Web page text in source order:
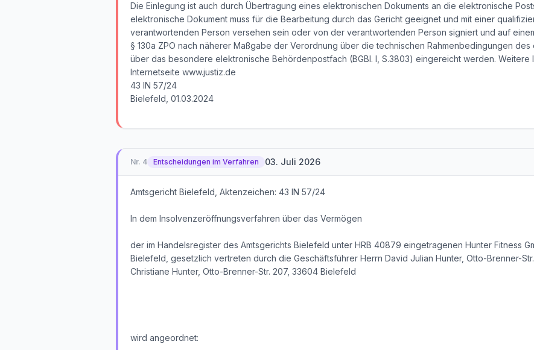
Die Einlegung ist auch durch Übertragung eines elektronischen Dokuments an die elektronische
elektronische Dokument muss für die Bearbeitung durch das Gericht geeignet und mit einer
verantwortenden Person versehen sein oder von der verantwortenden Person signiert und auf
§ 130a ZPO nach näherer Maßgabe der Verordnung über die technischen Rahmenbedingungen
über das besondere elektronische Behördenpostfach (BGBl. I, S.3803) eingereicht werden. Weitere
Internetseite www.justiz.de
43 IN 57/24
Bielefeld, 01.03.2024
Nr. 4 Entscheidungen im Verfahren 03. Juli 2026
Amtsgericht Bielefeld, Aktenzeichen: 43 IN 57/24
In dem Insolvenzeröffnungsverfahren über das Vermögen
der im Handelsregister des Amtsgerichts Bielefeld unter HRB 40879 eingetragenen Hunter Fitness
Bielefeld, gesetzlich vertreten durch die Geschäftsführer Herrn David Julian Hunter, Otto-Brenner-
Christiane Hunter, Otto-Brenner-Str. 207, 33604 Bielefeld
wird angeordnet: